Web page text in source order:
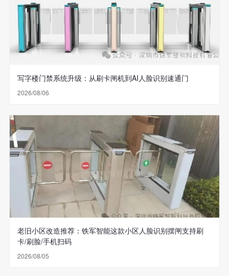
写字楼门禁系统升级：从刷卡闸机到AI人脸识别速通门
2026/08/06
老旧小区改造推荐：铁军智能这款小区人脸识别摆闸支持刷
卡/刷脸/手机扫码
2026/08/05